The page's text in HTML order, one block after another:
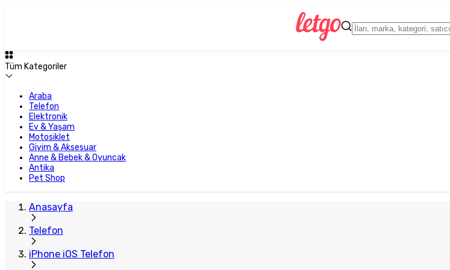
Tüm Kategoriler
Araba
Telefon
Elektronik
Ev & Yaşam
Motosiklet
Giyim & Aksesuar
Anne & Bebek & Oyuncak
Antika
Pet Shop
Anasayfa
Telefon
iPhone iOS Telefon